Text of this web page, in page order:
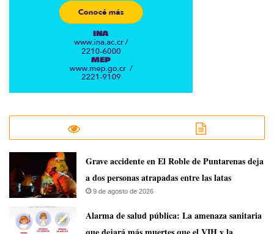
Grave accidente en El Roble de Puntarenas deja
a dos personas atrapadas entre las latas
9 de agosto de 2026
​Alarma de salud pública: La amenaza sanitaria